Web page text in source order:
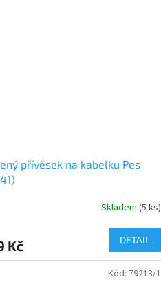
přívěsek na kabelku Pes
Skladem (5 ks)
Kč DETAIL
Kód: 79213/1